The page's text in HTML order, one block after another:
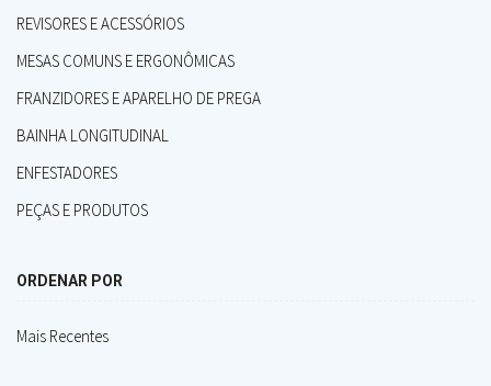
REVISORES E ACESSÓRIOS
MESAS COMUNS E ERGONÔMICAS
FRANZIDORES E APARELHO DE PREGA
BAINHA LONGITUDINAL
ENFESTADORES
PEÇAS E PRODUTOS
ORDENAR POR
Mais Recentes